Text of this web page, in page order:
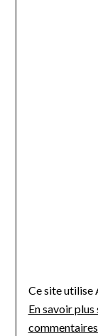
Ce site utilise
En savoir